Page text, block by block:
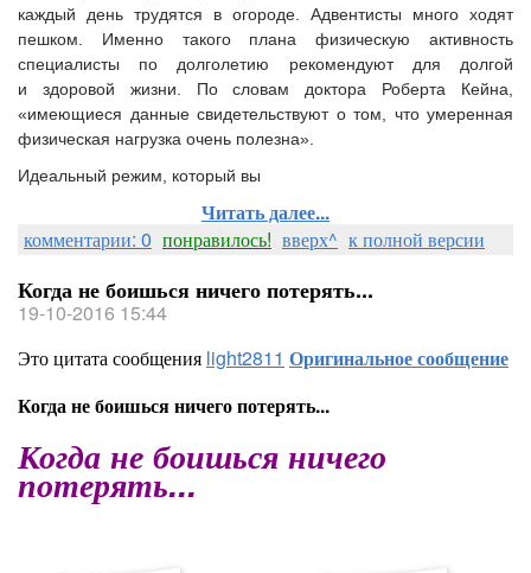
каждый день трудятся в огороде. Адвентисты много ходят
пешком. Именно такого плана физическую активность
специалисты по долголетию рекомендуют для долгой
и здоровой жизни. По словам доктора Роберта Кейна,
«имеющиеся данные свидетельствуют о том, что умеренная
физическая нагрузка очень полезна».
Идеальный режим, который вы
Читать далее...
комментарии: 0 понравилось! вверх^ к полной версии
Когда не боишься ничего потерять...
19-10-2016 15:44
Это цитата сообщения light2811 Оригинальное сообщение
Когда не боишься ничего потерять...
Когда не боишься ничего
потерять...